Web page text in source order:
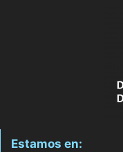
Estamos en: